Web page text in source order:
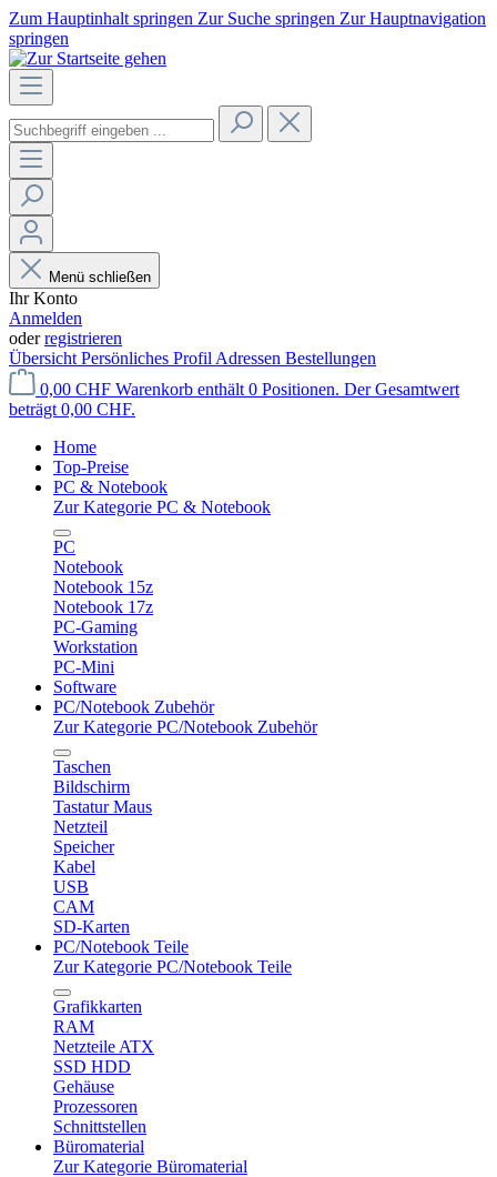
Zum Hauptinhalt springen Zur Suche springen Zur Hauptnavigation
springen
Menü schließen
Ihr Konto
Anmelden
oderregistrieren
Übersicht Persönliches Profil Adressen Bestellungen
0,00 CHF Warenkorb enthält 0 Positionen. Der Gesamtwert
beträgt 0,00 CHF.
Home
Top-Preise
PC & Notebook
Zur Kategorie PC & Notebook
PC
Notebook
Notebook 15z
Notebook 17z
PC-Gaming
Workstation
PC-Mini
Software
PC/Notebook Zubehör
Zur Kategorie PC/Notebook Zubehör
Taschen
Bildschirm
Tastatur Maus
Netzteil
Speicher
Kabel
USB
CAM
SD-Karten
PC/Notebook Teile
Zur Kategorie PC/Notebook Teile
Grafikkarten
RAM
Netzteile ATX
SSD HDD
Gehäuse
Prozessoren
Schnittstellen
Büromaterial
Zur Kategorie Büromaterial